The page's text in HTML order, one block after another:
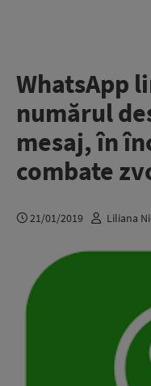
WhatsApp
numărul
mesaj, în
combate
21/01/2019 Liliana